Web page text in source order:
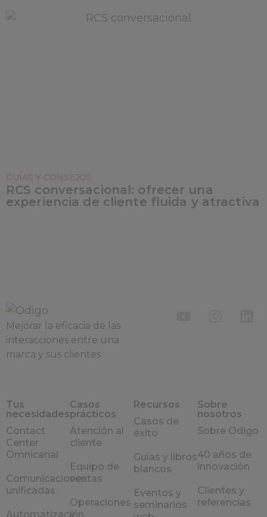
GUÍAS Y CONSEJOS
RCS conversacional: ofrecer una
experiencia de cliente fluida y atractiva
Mejorar la eficacia de las
interacciones entre una
marca y sus clientes
Tus
necesidades
Contact
Center
Omnicanal
Comunicaciones
unificadas
Automatización
Casos
prácticos
Atención al
cliente
Equipo de
ventas
Operaciones
y
Recursos
Casos de
éxito
Guías y libros
blancos
Eventos y
seminarios
Sobre
nosotros
Sobre Odigo
40 años de
innovación
Clientes y
referencias